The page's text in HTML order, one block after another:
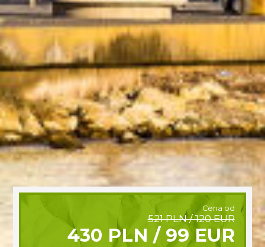
Cena od
521 PLN / 120 EUR
430 PLN / 99 EUR